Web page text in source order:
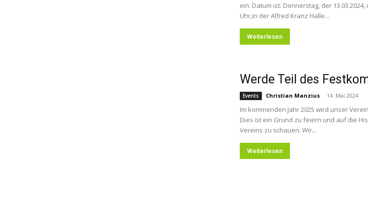
ein. Datum ist: Donnerstag, der 13.03.2024,
Uhr,in der Alfred Kranz Halle...
Weiterlesen
Werde Teil des
Events Christian Manzius - 14. Mai 2024
Im kommenden Jahr 2025 wird unser
Dies ist ein Grund zu feiern und auf die
Vereins zu schauen. Wir...
Weiterlesen